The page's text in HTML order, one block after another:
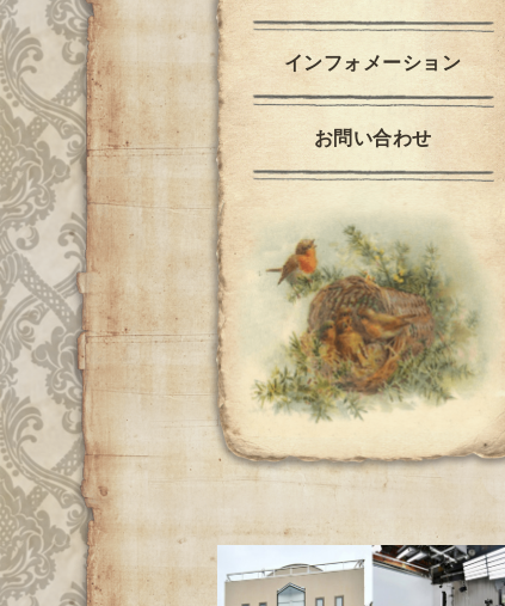
インフォメーション
お問い合わせ